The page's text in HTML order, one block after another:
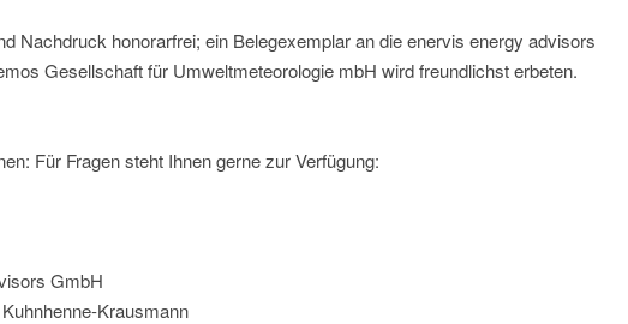
Nachdruck honorarfrei; ein Belegexemplar an die enervis energy advisors
Gesellschaft für Umweltmeteorologie mbH wird freundlichst erbeten.
Für Fragen steht Ihnen gerne zur Verfügung:
GmbH
Krausmann